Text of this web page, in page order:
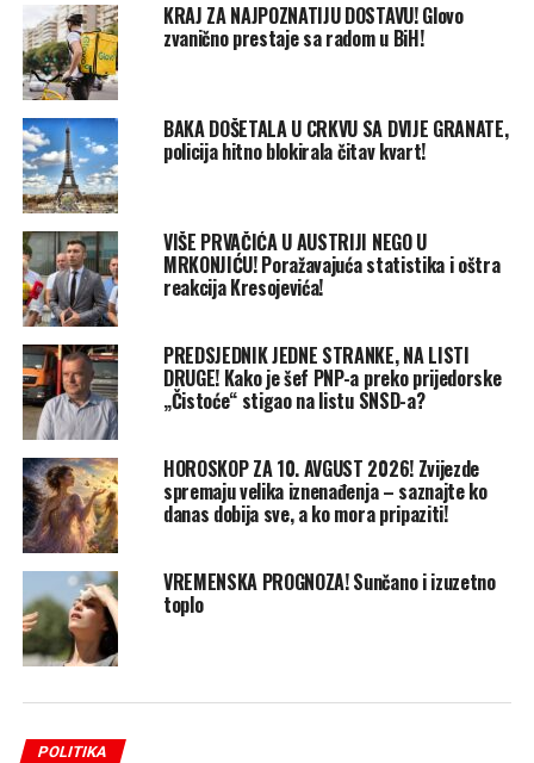
KRAJ ZA NAJPOZNATIJU DOSTAVU! Glovo
zvanično prestaje sa radom u BiH!
BAKA DOŠETALA U CRKVU SA DVIJE GRANATE,
policija hitno blokirala čitav kvart!
VIŠE PRVAČIĆA U AUSTRIJI NEGO U
MRKONJIĆU! Poražavajuća statistika i oštra
reakcija Kresojevića!
PREDSJEDNIK JEDNE STRANKE, NA LISTI
DRUGE! Kako je šef PNP-a preko prijedorske
„Čistoće“ stigao na listu SNSD-a?
HOROSKOP ZA 10. AVGUST 2026! Zvijezde
spremaju velika iznenađenja – saznajte ko
danas dobija sve, a ko mora pripaziti!
VREMENSKA PROGNOZA! Sunčano i izuzetno
toplo
POLITIKA